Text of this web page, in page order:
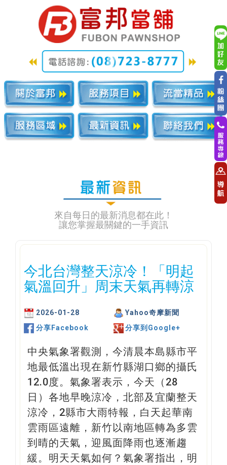
來自每日的最新消息都在此！
讓您掌握最關鍵的一手資訊
今北台灣整天涼冷！「明起
氣溫回升」周末天氣再轉涼
2026-01-28
Yahoo奇摩新聞
分享Facebook
分享到Google+
中央氣象署觀測，今清晨本島縣市平
地最低溫出現在新竹縣湖口鄉的攝氏
12.0度。氣象署表示，今天（28
日）各地早晚涼冷，北部及宜蘭整天
涼冷，2縣市大雨特報，白天起華南
雲雨區遠離，新竹以南地區轉為多雲
到晴的天氣，迎風面降雨也逐漸趨
緩。明天天氣如何？氣象署指出，明